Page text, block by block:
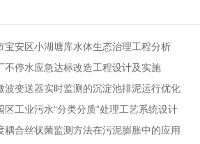
宝安区小湖塘库水体生态治理工程分析
不停水应急达标改造工程设计及实施
波变送器实时监测的沉淀池排泥运行优化
区工业污水“分类分质”处理工艺系统设计
耦合丝状菌监测方法在污泥膨胀中的应用